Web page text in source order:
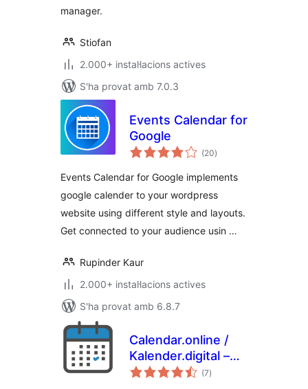
manager.
Stiofan
2.000+ instal·lacions actives
S'ha provat amb 7.0.3
Events Calendar for
Google
(20puntuacions
totals
)
Events Calendar for Google implements
google calender to your wordpress
website using different style and layouts.
Get connected to your audience usin …
Rupinder Kaur
2.000+ instal·lacions actives
S'ha provat amb 6.8.7
Calendar.online /
Kalender.digital –
Plugin
(7puntuacions
totals
)